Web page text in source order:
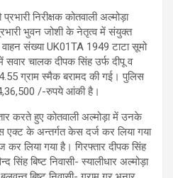
निरीक्षक कोतवाली अल्मोड़ा
भुवन जोशी के नेतृत्व में संयुक्त
संख्या UK01TA 1949 टाटा सूमो
चालक दीपक सिंह उर्फ दीपू व
ग्राम स्मैक बरामद की गई। पुलिस
/-रुपये आंकी है।
करते हुए कोतवाली अल्मोड़ा में उनके
एक्ट के अन्तर्गत केस दर्ज कर लिया गया
कर लिया गया है। गिरफ्तार दीपक सिंह
सिंह बिष्ट निवासी- स्यालीधार अल्मोड़ा